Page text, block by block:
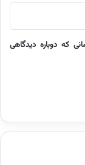
که دوباره دیدگاهی